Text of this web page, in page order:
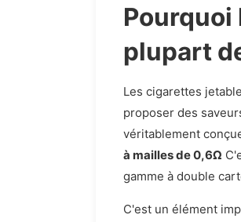
plupart
Les cigarettes
proposer des
véritablement
à mailles de 0,6Ω
gamme à double
C'est un élément